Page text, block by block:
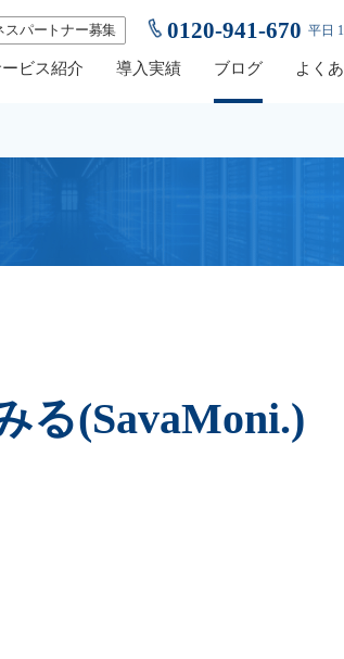
ビス紹介 導入実績 ブログ よく
スパートナー募集 0120-941-670 平日
る(SavaMoni.)